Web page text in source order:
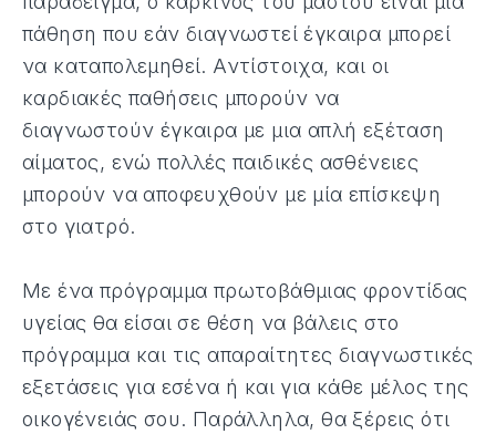
πάθηση που εάν διαγνωστεί έγκαιρα μπορεί
να καταπολεμηθεί. Αντίστοιχα, και οι
καρδιακές παθήσεις μπορούν να
διαγνωστούν έγκαιρα με μια απλή εξέταση
αίματος, ενώ πολλές παιδικές ασθένειες
μπορούν να αποφευχθούν με μία επίσκεψη
στο γιατρό.
Με ένα πρόγραμμα πρωτοβάθμιας φροντίδας
υγείας θα είσαι σε θέση να βάλεις στο
πρόγραμμα και τις απαραίτητες διαγνωστικές
εξετάσεις για εσένα ή και για κάθε μέλος της
οικογένειάς σου. Παράλληλα, θα ξέρεις ότι